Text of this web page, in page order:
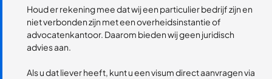
Houd er rekening mee dat wij een particulier bedrijf zijn en
niet verbonden zijn met een overheidsinstantie of
advocatenkantoor. Daarom bieden wij geen juridisch
advies aan.
Als u dat liever heeft, kunt u een visum direct aanvragen via